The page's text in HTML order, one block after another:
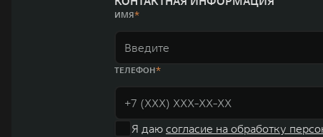
ИМЯ
ТЕЛЕФОН
Я даю согласие на обработку